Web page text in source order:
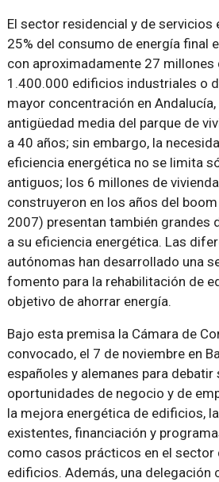
El sector residencial y de servicios
25% del consumo de energía final
con aproximadamente 27 millones
1.400.000 edificios industriales o
mayor concentración en
antigüedad media del parque de
a 40 años; sin embargo, la
eficiencia energética no se limita
antiguos; los 6 millones de
construyeron en los años del
2007) presentan también grandes
a su eficiencia energética. Las
autónomas han desarrollado una
fomento para la rehabilitación de
objetivo de ahorrar energía.
Bajo esta premisa la Cámara de
convocado, el 7 de noviembre en
españoles y alemanes para debatir
oportunidades de negocio y de
la mejora energética de edificios,
existentes, financiación y
como casos prácticos en el sector
edificios. Además, una delegación